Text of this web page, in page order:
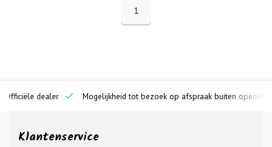
1
dealer Mogelijkheid tot bezoek op afspraak buiten openingstijden
Klantenservice